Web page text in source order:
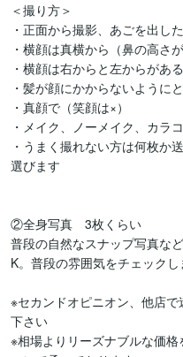
＜撮り方＞
・正面から撮影、あごを出し
・横顔は真横から（鼻の高さ
・横顔は右からと左からがあ
・髪が顔にかからないように
・真顔で（笑顔は×）
・メイク、ノーメイク、カラ
・うまく撮れない方は何枚か
選びます
②全身写真　3枚くらい
普段の自然なスナップ写真な
K。普段の雰囲気をチェックし
※セカンドオピニオン、他店
下さい
※相場よりリーズナブルな価